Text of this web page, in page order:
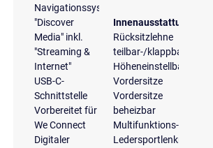
Navigationssystem
"Discover
Media" inkl.
"Streaming &
Internet"
USB-C-
Schnittstelle
Vorbereitet für
We Connect
Digitaler
Innenausstattung
Rücksitzlehne
teilbar-/klappbar
Höheneinstellbare
Vordersitze
Vordersitze
beheizbar
Multifunktions-
Ledersportlenkrad,